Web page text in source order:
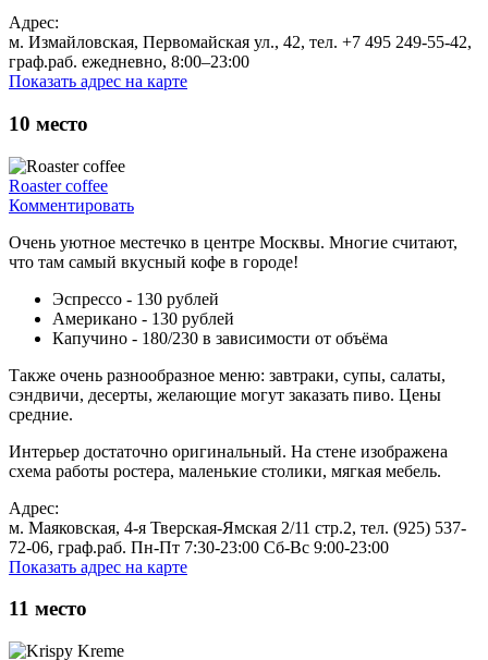
Адрес:
м. Измайловская, Первомайская ул., 42, тел. +7 495 249‑55-42,
граф.раб. ежедневно, 8:00–23:00
Показать адрес на карте
10 место
Roaster coffee
Комментировать
Очень уютное местечко в центре Москвы. Многие считают,
что там самый вкусный кофе в городе!
Эспрессо - 130 рублей
Американо - 130 рублей
Капучино - 180/230 в зависимости от объёма
Также очень разнообразное меню: завтраки, супы, салаты,
сэндвичи, десерты, желающие могут заказать пиво. Цены
средние.
Интерьер достаточно оригинальный. На стене изображена
схема работы ростера, маленькие столики, мягкая мебель.
Адрес:
м. Маяковская, 4-я Тверская-Ямская 2/11 стр.2, тел. (925) 537-
72-06, граф.раб. Пн-Пт 7:30-23:00 Сб-Вс 9:00-23:00
Показать адрес на карте
11 место